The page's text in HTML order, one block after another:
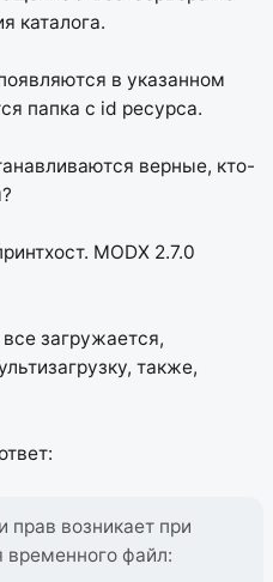
каталога.
в указанном
папка с id ресурса.
верные, кто-
MODX 2.7.0
загружается,
также,
прав возникает при
временного файл: